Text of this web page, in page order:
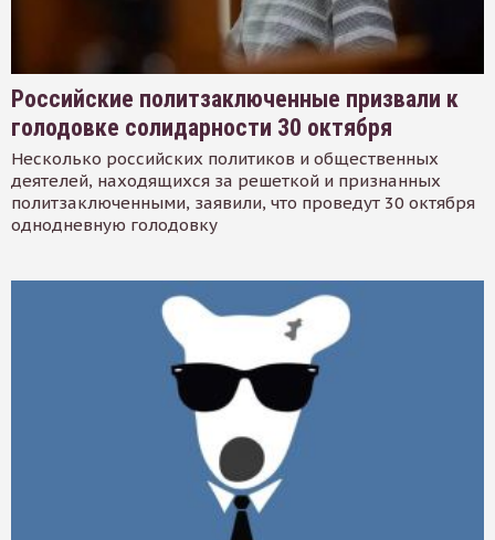
Российские политзаключенные призвали к
голодовке солидарности 30 октября
Несколько российских политиков и общественных
деятелей, находящихся за решеткой и признанных
политзаключенными, заявили, что проведут 30 октября
однодневную голодовку